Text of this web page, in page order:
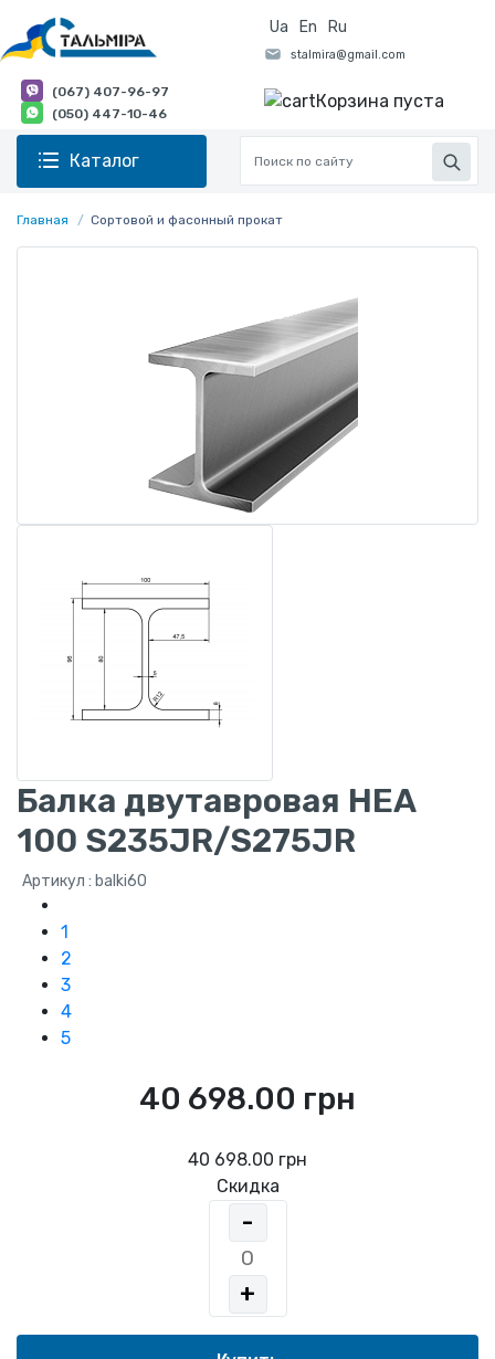
Ua En Ru
(067) 407-96-97
(050) 447-10-46
Корзина пуста
Каталог
Главная Сортовой и фасонный прокат
Балка двутавровая HEA
100 S235JR/S275JR
Артикул : balki60
1
2
3
4
5
40 698.00 грн
40 698.00 грн
Скидка
-
+